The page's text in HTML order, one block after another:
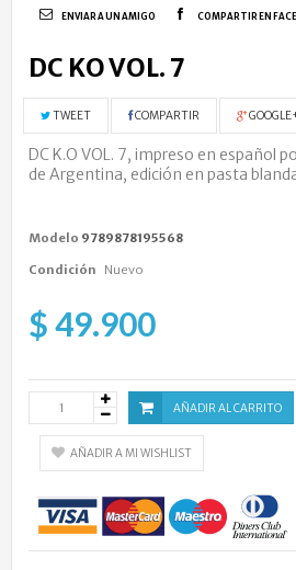
ENVIAR A UN AMIGO COMPARTIR EN
DC KO VOL. 7
TWEET COMPARTIR
DC K.O VOL. 7, impreso en español
de Argentina, edición en pasta
Modelo 9789878195568
Condición Nuevo
$ 49.900
AÑADIR AL CARRITO
AÑADIR A MI WISHLIST